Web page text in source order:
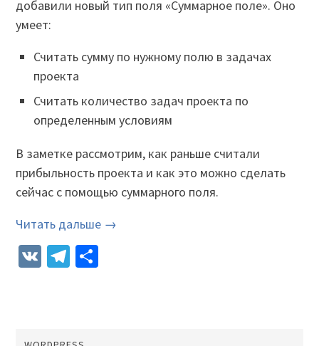
добавили новый тип поля «Суммарное поле». Оно
умеет:
Считать сумму по нужному полю в задачах
проекта
Считать количество задач проекта по
определенным условиям
В заметке рассмотрим, как раньше считали
прибыльность проекта и как это можно сделать
сейчас с помощью суммарного поля.
Читать дальше →
VK Telegram